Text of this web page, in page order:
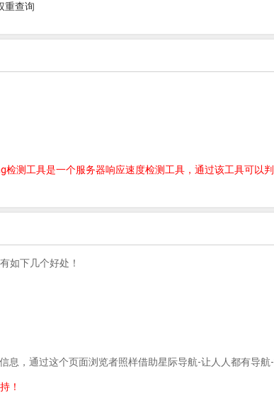
重查询
测工具是一个服务器响应速度检测工具，通过该工具可以
如下几个好处！
，通过这个页面浏览者照样借助星际导航-让人人都有导航
！